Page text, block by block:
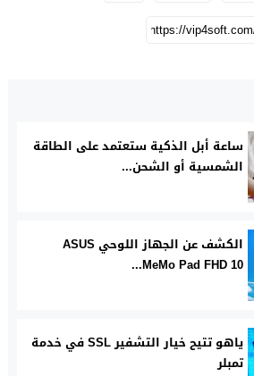
ساعة أبل الذكية ستعتمد على الطاقة
الشمسية أو الشحن...
الكشف عن الجهاز اللوحي ASUS
MeMo Pad FHD 10...
ياهو تتيح خيار التشفير SSL في خدمة
تمبلر